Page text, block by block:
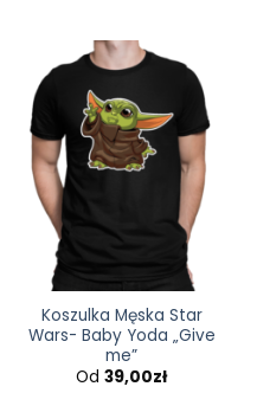
Koszulka Męska Star
Wars- Baby Yoda „Give
me”
Od 39,00zł